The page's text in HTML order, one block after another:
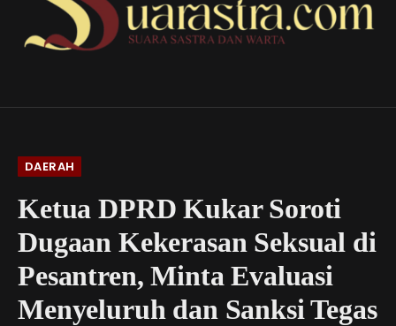
DAERAH
Ketua DPRD Kukar Soroti
Dugaan Kekerasan Seksual di
Pesantren, Minta Evaluasi
Menyeluruh dan Sanksi Tegas